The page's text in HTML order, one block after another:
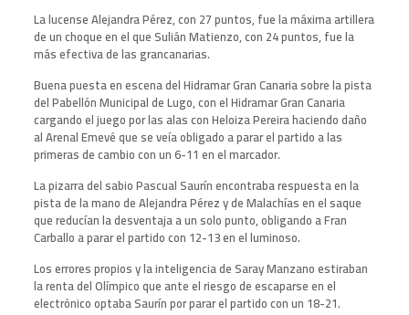
La lucense Alejandra Pérez, con 27 puntos, fue la máxima artillera
de un choque en el que Sulián Matienzo, con 24 puntos, fue la
más efectiva de las grancanarias.
Buena puesta en escena del Hidramar Gran Canaria sobre la pista
del Pabellón Municipal de Lugo, con el Hidramar Gran Canaria
cargando el juego por las alas con Heloiza Pereira haciendo daño
al Arenal Emevé que se veía obligado a parar el partido a las
primeras de cambio con un 6-11 en el marcador.
La pizarra del sabio Pascual Saurín encontraba respuesta en la
pista de la mano de Alejandra Pérez y de Malachías en el saque
que reducían la desventaja a un solo punto, obligando a Fran
Carballo a parar el partido con 12-13 en el luminoso.
Los errores propios y la inteligencia de Saray Manzano estiraban
la renta del Olímpico que ante el riesgo de escaparse en el
electrónico optaba Saurín por parar el partido con un 18-21.